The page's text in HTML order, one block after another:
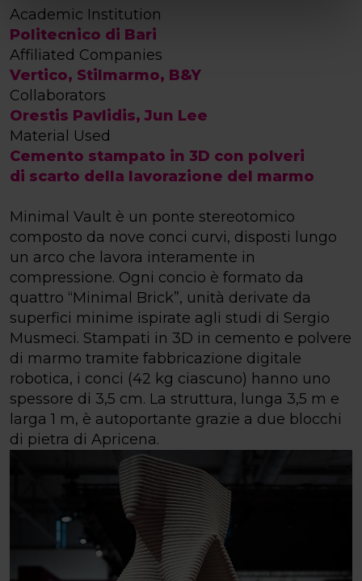
Academic Institution
Politecnico di Bari
Affiliated Companies
Vertico, Stilmarmo, B&Y
Collaborators
Orestis Pavlidis, Jun Lee
Material Used
Cemento stampato in 3D con polveri
di scarto della lavorazione del marmo
Minimal Vault è un ponte stereotomico
composto da nove conci curvi, disposti lungo
un arco che lavora interamente in
compressione. Ogni concio è formato da
quattro “Minimal Brick”, unità derivate da
superfici minime ispirate agli studi di Sergio
Musmeci. Stampati in 3D in cemento e polvere
di marmo tramite fabbricazione digitale
robotica, i conci (42 kg ciascuno) hanno uno
spessore di 3,5 cm. La struttura, lunga 3,5 m e
larga 1 m, è autoportante grazie a due blocchi
di pietra di Apricena.